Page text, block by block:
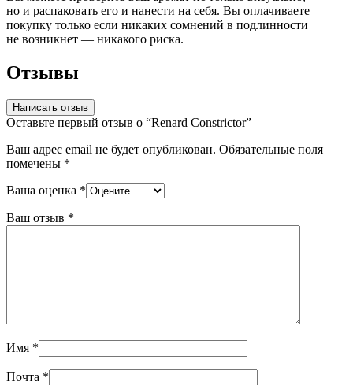
но и распаковать его и нанести на себя. Вы оплачиваете
покупку только если никаких сомнений в подлинности
не возникнет — никакого риска.
Отзывы
Написать отзыв
Оставьте первый отзыв о “Renard Constrictor”
Ваш адрес email не будет опубликован. Обязательные поля
помечены *
Ваша оценка *
Ваш отзыв *
Имя *
Почта *